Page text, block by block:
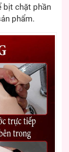
bịt chặt phần
phẩm.